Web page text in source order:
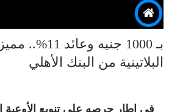
بـ 1000 جنيه
البلاتينية من البنك الأهلي
في إطار حرصه على تنويع الأوعية